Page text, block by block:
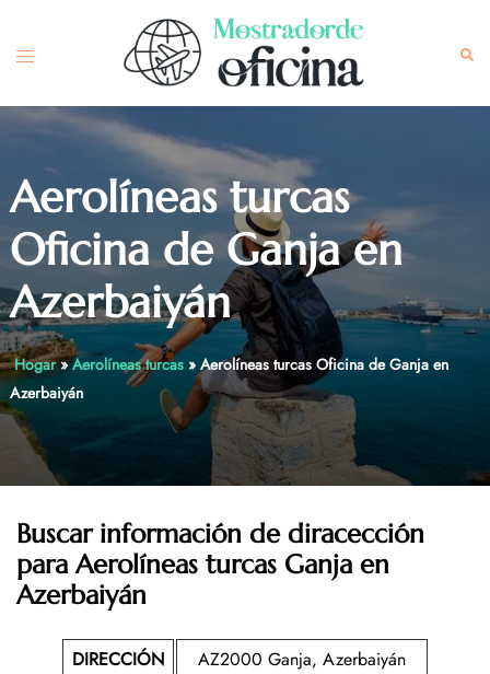
content
Toggle
Aerolíneas turcas
Oficina de Ganja en
Azerbaiyán
Hogar»Aerolíneas turcas» Aerolíneas turcas Oficina de Ganja en
Azerbaiyán
Buscar información de diracección
para Aerolíneas turcas Ganja en
Azerbaiyán
DIRECCIÓN
AZ2000 Ganja, Azerbaiyán